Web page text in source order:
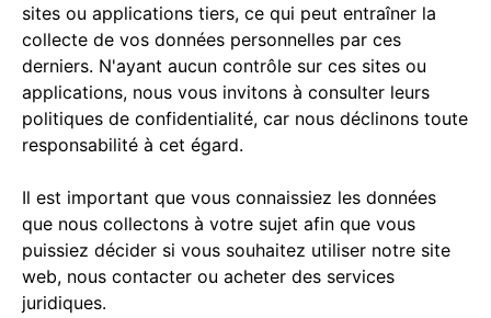
sites ou applications tiers, ce qui peut entraîner la
collecte de vos données personnelles par ces
derniers. N'ayant aucun contrôle sur ces sites ou
applications, nous vous invitons à consulter leurs
politiques de confidentialité, car nous déclinons toute
responsabilité à cet égard.
Il est important que vous connaissiez les données
que nous collectons à votre sujet afin que vous
puissiez décider si vous souhaitez utiliser notre site
web, nous contacter ou acheter des services
juridiques.